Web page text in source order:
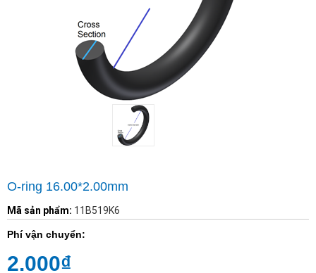
O-ring 16.00*2.00mm
Mã sản phẩm: 11B519K6
Phí vận chuyển:
2.000₫